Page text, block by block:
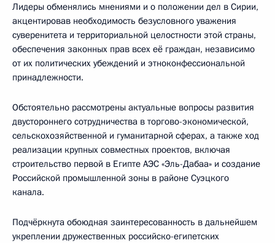
Лидеры обменялись мнениями и о положении дел в Сирии,
акцентировав необходимость безусловного уважения
суверенитета и территориальной целостности этой страны,
обеспечения законных прав всех её граждан, независимо
от их политических убеждений и этноконфессиональной
принадлежности.
Обстоятельно рассмотрены актуальные вопросы развития
двустороннего сотрудничества в торгово-экономической,
сельскохозяйственной и гуманитарной сферах, а также ход
реализации крупных совместных проектов, включая
строительство первой в Египте АЭС «Эль-Дабаа» и создание
Российской промышленной зоны в районе Суэцкого
канала.
Подчёркнута обоюдная заинтересованность в дальнейшем
укреплении дружественных российско-египетских